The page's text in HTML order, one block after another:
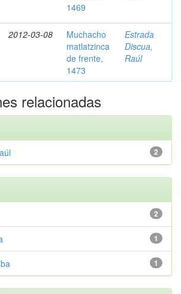
1469
2012-03-08
Muchacho
matlatzinca
de frente,
1473
Estrada
Discua,
Raúl
relacionadas
2
2
1
1